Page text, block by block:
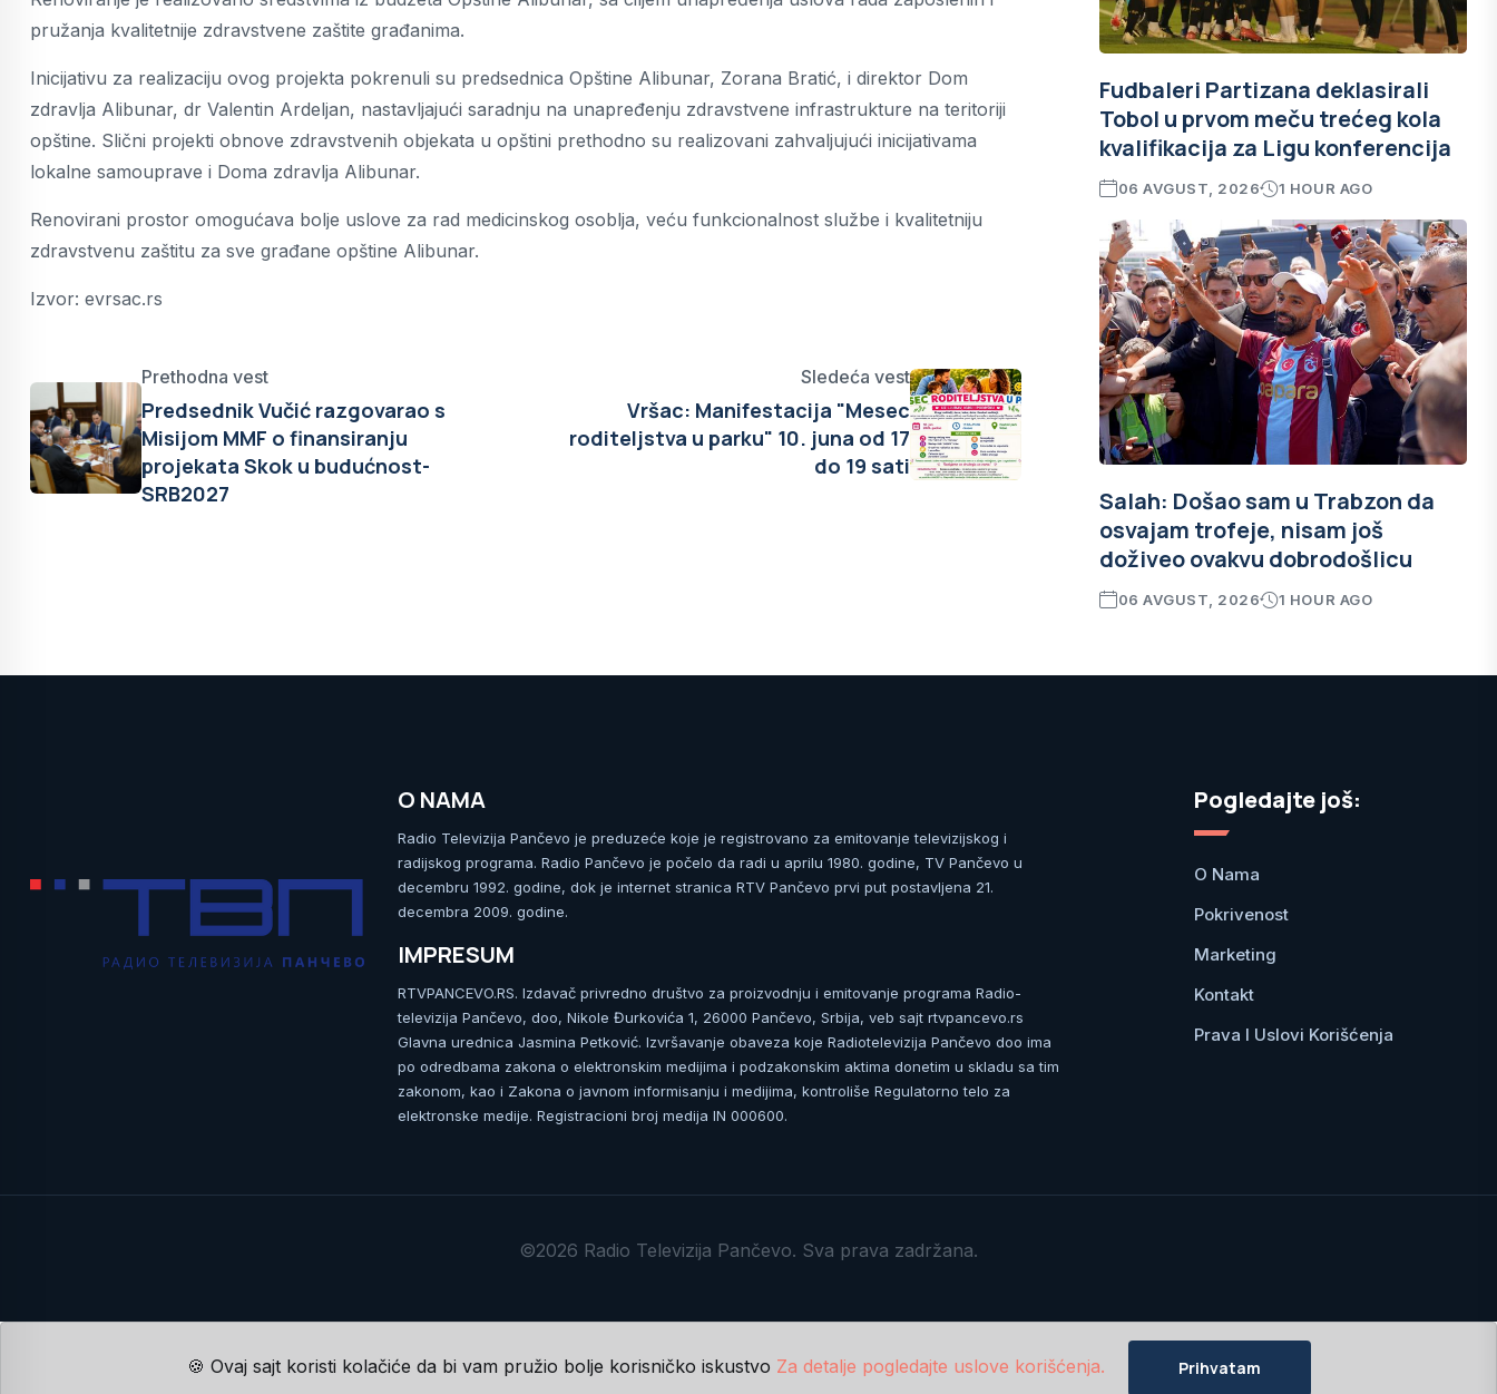
pružanja kvalitetnije zdravstvene zaštite građanima.
Inicijativu za realizaciju ovog projekta pokrenuli su predsednica Opštine Alibunar, Zorana Bratić, i direktor Dom
zdravlja Alibunar, dr Valentin Ardeljan, nastavljajući saradnju na unapređenju zdravstvene infrastrukture na teritoriji
opštine. Slični projekti obnove zdravstvenih objekata u opštini prethodno su realizovani zahvaljujući inicijativama
lokalne samouprave i Doma zdravlja Alibunar.
Renovirani prostor omogućava bolje uslove za rad medicinskog osoblja, veću funkcionalnost službe i kvalitetniju
zdravstvenu zaštitu za sve građane opštine Alibunar.
Izvor: evrsac.rs
Prethodna vest
Predsednik Vučić razgovarao s
Misijom MMF o finansiranju
projekata Skok u budućnost-
SRB2027
Sledeća vest
Vršac: Manifestacija "Mesec
roditeljstva u parku" 10. juna od 17
do 19 sati
Fudbaleri Partizana deklasirali
Tobol u prvom meču trećeg kola
kvalifikacija za Ligu konferencija
06 AVGUST, 2026 1 HOUR AGO
Salah: Došao sam u Trabzon da
osvajam trofeje, nisam još
doživeo ovakvu dobrodošlicu
06 AVGUST, 2026 1 HOUR AGO
O NAMA
Radio Televizija Pančevo je preduzeće koje je registrovano za emitovanje televizijskog i
radijskog programa. Radio Pančevo je počelo da radi u aprilu 1980. godine, TV Pančevo u
decembru 1992. godine, dok je internet stranica RTV Pančevo prvi put postavljena 21.
decembra 2009. godine.
IMPRESUM
RTVPANCEVO.RS. Izdavač privredno društvo za proizvodnju i emitovanje programa Radio-
televizija Pančevo, doo, Nikole Đurkovića 1, 26000 Pančevo, Srbija, veb sajt rtvpancevo.rs
Glavna urednica Jasmina Petković. Izvršavanje obaveza koje Radiotelevizija Pančevo doo ima
po odredbama zakona o elektronskim medijima i podzakonskim aktima donetim u skladu sa tim
zakonom, kao i Zakona o javnom informisanju i medijima, kontroliše Regulatorno telo za
elektronske medije. Registracioni broj medija IN 000600.
Pogledajte još:
O Nama
Pokrivenost
Marketing
Kontakt
Prava I Uslovi Korišćenja
©2026 Radio Televizija Pančevo. Sva prava zadržana.
🍪 Ovaj sajt koristi kolačiće da bi vam pružio bolje korisničko iskustvo Za detalje pogledajte uslove korišćenja. Prihvatam